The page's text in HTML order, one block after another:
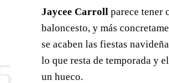
Jaycee Carroll parece tener
baloncesto, y más
se acaben las fiestas
lo que resta de temporada y
un hueco.